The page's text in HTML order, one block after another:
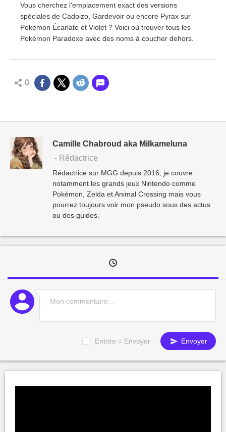
Vous cherchez l'emplacement exact des versions
spéciales de Cadoizo, Gardevoir ou encore Pyrax sur
Pokémon Écarlate et Violet ? Voici où trouver tous les
Pokémon Paradoxe avec des noms à coucher dehors.
0
Camille Chabroud aka Milkameluna
- Rédactrice
Rédactrice sur MGG depuis 2016, je couvre
notamment les grands jeux Nintendo comme
Pokémon, Zelda et Animal Crossing mais vous
pourrez toujours voir mon pseudo sous des actus
ou des guides.
Entrée = Envoyer Envoyer